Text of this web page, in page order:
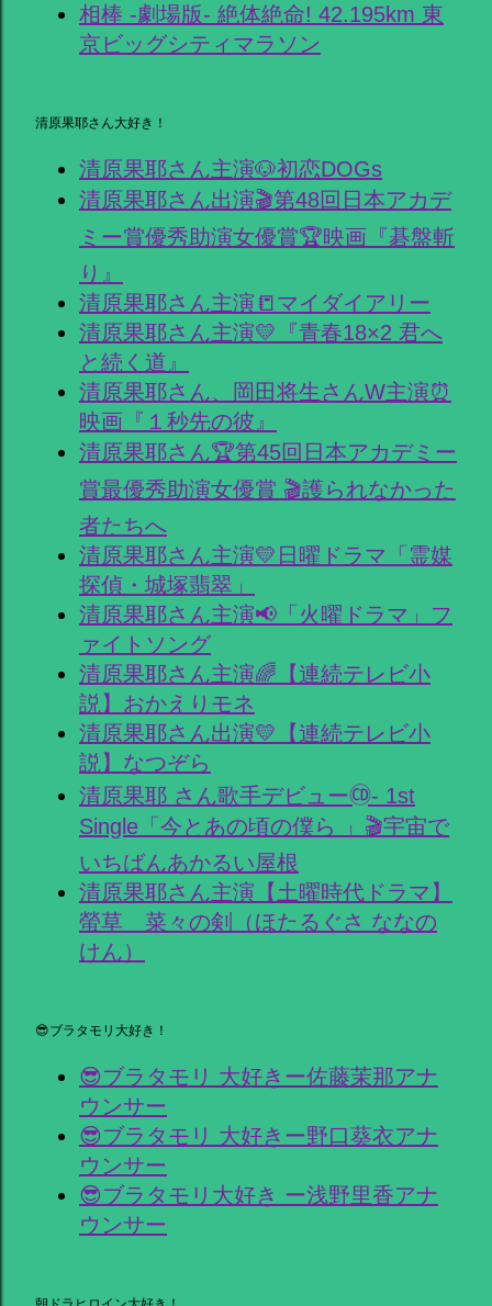
相棒 -劇場版- 絶体絶命! 42.195km 東
京ビッグシティマラソン
清原果耶さん大好き！
清原果耶さん主演🐶初恋DOGs
清原果耶さん出演🎬第48回日本アカデ
ミー賞優秀助演女優賞🏆映画『碁盤斬
り』
清原果耶さん主演📒マイダイアリー
清原果耶さん主演💛『青春18×2 君へ
と続く道』
清原果耶さん、岡田将生さんW主演⏰
映画『１秒先の彼』
清原果耶さん🏆第45回日本アカデミー
賞最優秀助演女優賞 🎬護られなかった
者たちへ
清原果耶さん主演💛日曜ドラマ「霊媒
探偵・城塚翡翠」
清原果耶さん主演📢「火曜ドラマ」フ
ァイトソング
清原果耶さん主演🌈【連続テレビ小
説】おかえりモネ
清原果耶さん出演💛【連続テレビ小
説】なつぞら
清原果耶 さん歌手デビュー🄭- 1st
Single「今とあの頃の僕ら 」🎬宇宙で
いちばんあかるい屋根
清原果耶さん主演【土曜時代ドラマ】
螢草 菜々の剣（ほたるぐさ ななの
けん）
😎ブラタモリ大好き！
😎ブラタモリ 大好きー佐藤茉那アナ
ウンサー
😎ブラタモリ 大好きー野口葵衣アナ
ウンサー
😎ブラタモリ大好き ー浅野里香アナ
ウンサー